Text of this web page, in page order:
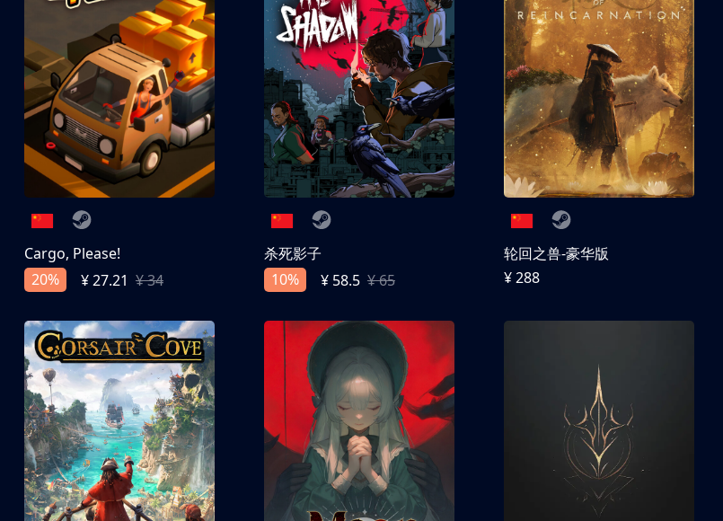
Cargo, Please!
20%
¥ 27.21 ¥ 34
杀死影子
10%
¥ 58.5 ¥ 65
轮回之兽-豪华版
¥ 288